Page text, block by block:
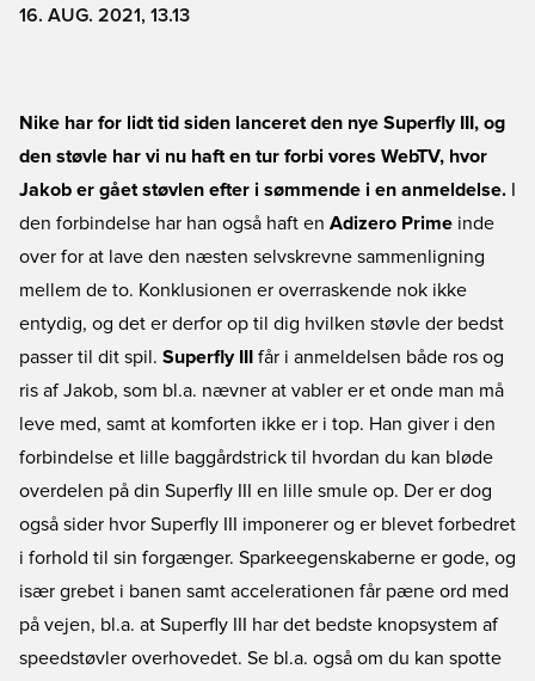
16. AUG. 2021, 13.13
Nike har for lidt tid siden lanceret den nye Superfly III, og
den støvle har vi nu haft en tur forbi vores WebTV, hvor
Jakob er gået støvlen efter i sømmende i en anmeldelse.
den forbindelse har han også haft en Adizero Prime inde
over for at lave den næsten selvskrevne sammenligning
mellem de to. Konklusionen er overraskende nok ikke
entydig, og det er derfor op til dig hvilken støvle der bedst
passer til dit spil. Superfly III
får i anmeldelsen både ros og
ris af Jakob, som bl.a. nævner at vabler er et onde man må
leve med, samt at komforten ikke er i top. Han giver i den
forbindelse et lille baggårdstrick til hvordan du kan bløde
overdelen på din Superfly III en lille smule op. Der er dog
også sider hvor Superfly III imponerer og er blevet forbedret
i forhold til sin forgænger. Sparkeegenskaberne er gode, og
især grebet i banen samt accelerationen får pæne ord med
på vejen, bl.a. at Superfly III har det bedste knopsystem af
speedstøvler overhovedet. Se bl.a. også om du kan spotte